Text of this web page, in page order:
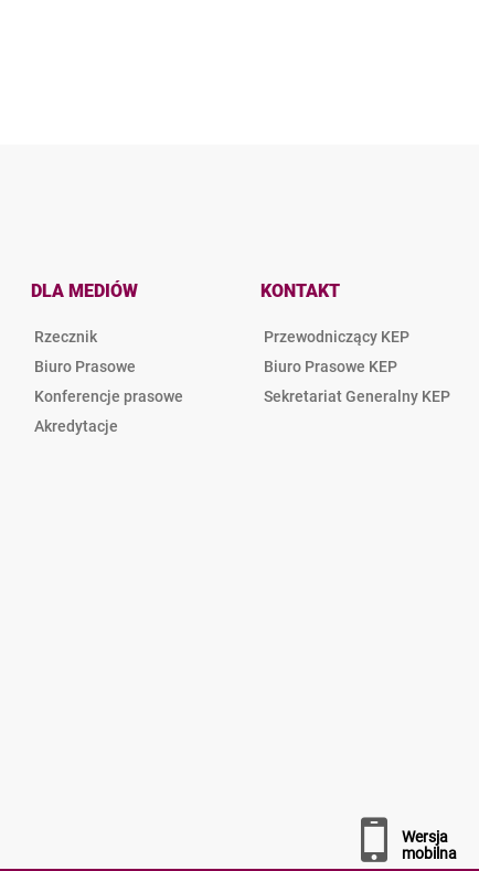
DLA MEDIÓW
Rzecznik
Biuro Prasowe
Konferencje prasowe
Akredytacje
KONTAKT
Przewodniczący KEP
Biuro Prasowe KEP
Sekretariat Generalny KEP
wersja
mobilna